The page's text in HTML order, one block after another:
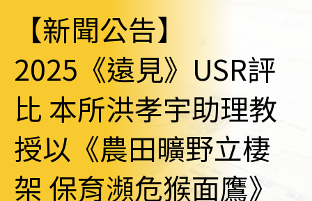
【新聞公告】
2025《遠見》USR評
比 本所洪孝宇助理教
授以《農田曠野立棲
架 保育瀕危猴面鷹》